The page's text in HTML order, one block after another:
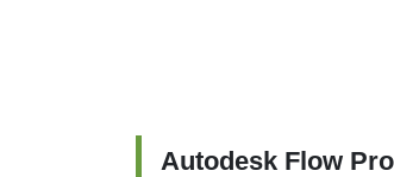
Autodesk Flow